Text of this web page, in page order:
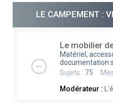
LE CAMPEMENT :
Le mobilier
Matériel,
documentation
Sujets : 75
Modérateur :